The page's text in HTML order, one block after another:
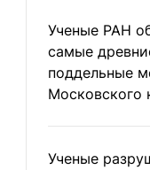
Ученые РАН
самые
поддельные
Московского
Ученые